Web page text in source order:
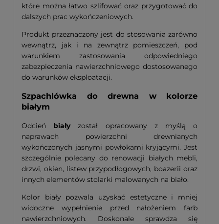
które można łatwo szlifować oraz przygotować do
dalszych prac wykończeniowych.
Produkt przeznaczony jest do stosowania zarówno
wewnątrz, jak i na zewnątrz pomieszczeń, pod
warunkiem zastosowania odpowiedniego
zabezpieczenia nawierzchniowego dostosowanego
do warunków eksploatacji.
Szpachlówka do drewna w kolorze
białym
Odcień białyzostał opracowany z myślą o
naprawach powierzchni drewnianych
wykończonych jasnymi powłokami kryjącymi. Jest
szczególnie polecany do renowacji białych mebli,
drzwi, okien, listew przypodłogowych, boazerii oraz
innych elementów stolarki malowanych na biało.
Kolor biały pozwala uzyskać estetyczne i mniej
widoczne wypełnienie przed nałożeniem farb
nawierzchniowych. Doskonale sprawdza się